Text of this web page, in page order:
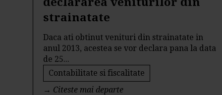
strainatate
Daca ati obtinut venituri din strainatate in
anul 2013, acestea se vor declara pana la data
de 25...
Contabilitate si fiscalitate
→ Citeste mai departe